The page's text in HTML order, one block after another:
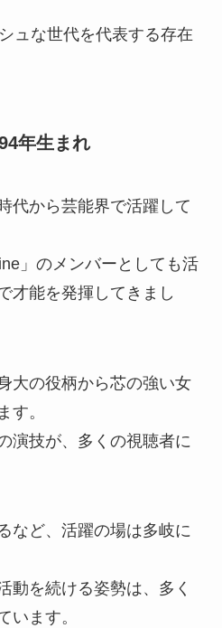
ュな世代を代表する存在
年生まれ
代から芸能界で活躍して
」のメンバーとしても活
才能を発揮してきまし
大の役柄から芯の強い女
す。
演技が、多くの視聴者に
など、活躍の場は多岐に
動を続ける姿勢は、多く
います。